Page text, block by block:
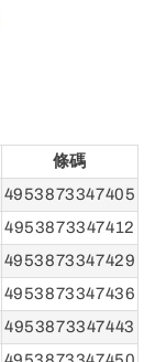
條碼
4953873347405
4953873347412
4953873347429
4953873347436
4953873347443